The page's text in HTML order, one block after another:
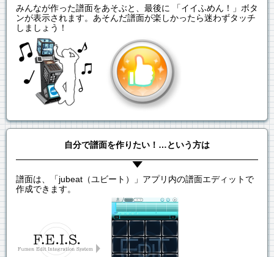
みんなが作った譜面をあそぶと、最後に 「イイふめん！」ボタ
ンが表示されます。あそんだ譜面が楽しかったら迷わずタッチ
しましょう！
自分で譜面を作りたい！…という方は
譜面は、「jubeat（ユビート）」アプリ内の譜面エディットで
作成できます。